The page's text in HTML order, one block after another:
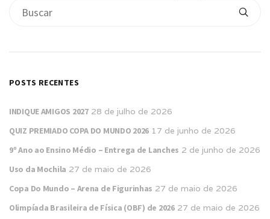
POSTS RECENTES
INDIQUE AMIGOS 2027 28 de julho de 2026
QUIZ PREMIADO COPA DO MUNDO 2026 17 de junho de 2026
9º Ano ao Ensino Médio – Entrega de Lanches 2 de junho de 2026
Uso da Mochila 27 de maio de 2026
Copa Do Mundo – Arena de Figurinhas 27 de maio de 2026
Olimpíada Brasileira de Física (OBF) de 2026 27 de maio de 2026